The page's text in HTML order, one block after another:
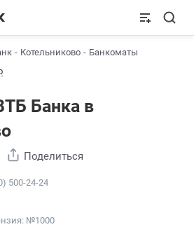
Котельниково
Банкоматы
Банкa в
500-24-24
№1000
Поделиться